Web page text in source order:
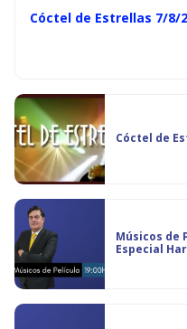
Cóctel de Estrellas 7/8/
Cóctel de
Músicos de
Especial